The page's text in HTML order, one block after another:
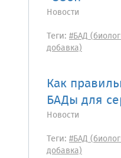
Новости
Теги: #БАД
добавка)
Как
БАДы для
Новости
Теги: #БАД
добавка)